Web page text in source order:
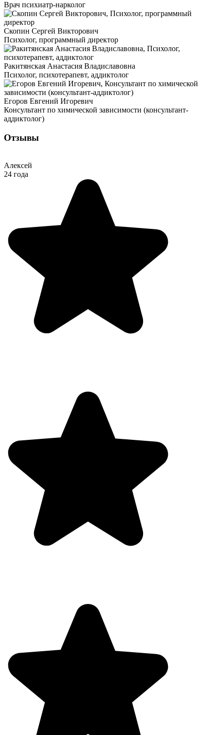
Врач психиатр-нарколог
Скопин Сергей Викторович
Психолог, программный директор
Ракитянская Анастасия Владиславовна
Психолог, психотерапевт, аддиктолог
Егоров Евгений Игоревич
Консультант по химической зависимости (консультант-
аддиктолог)
Отзывы
Алексей
24 года